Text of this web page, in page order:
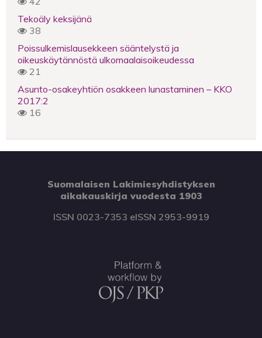
Tekoäly keksijänä
38
Poissulkemislausekkeen sääntelystä ja
oikeuskäytännöstä ulkomaalaisoikeudessa
21
Asunto-osakeyhtiön osakkeen lunastaminen – KKO
2017:2
16
Suomalaisen Lakimiesyhdistyksen
aikakauskirja vuodesta 1903
ISSN 0023-7353 eISSN 2953-9919